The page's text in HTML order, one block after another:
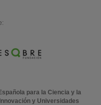
para la Ciencia y la
y Universidades